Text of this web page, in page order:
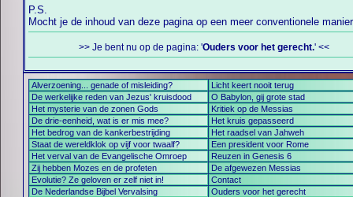
P.S.
Mocht je de inhoud van deze pagina op een meer conventionele manier
>> Je bent nu op de pagina: 'Ouders voor het gerecht.' <<
Alverzoening... genade of misleiding?
Licht keert nooit terug
De werkelijke reden van Jezus' kruisdood
O Babylon, gij grote stad
Het mysterie van de zonen Gods
Kritiek op de Messias
De drie-eenheid, wat is er mis mee?
Het kruis gepasseerd
Het bedrog van de kankerbestrijding
Het raadsel van Jahweh
Staat de wereldklok op vijf voor twaalf?
Een president voor Rome
Het verval van de Evangelische Omroep
Reuzen in Genesis 6
Zij hebben Mozes en de profeten
De afgewezen Messias
Evolutie? Ze geloven er zelf niet in!
Contact
De Nederlandse Bijbel Vervalsing
Ouders voor het gerecht